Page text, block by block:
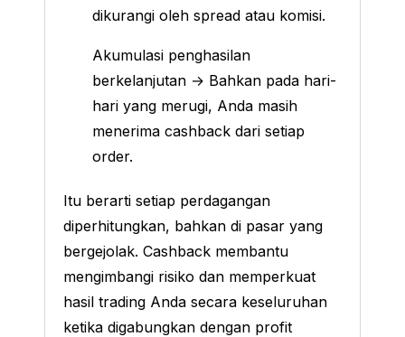
dikurangi oleh spread atau komisi.
Akumulasi penghasilan
berkelanjutan → Bahkan pada hari-
hari yang merugi, Anda masih
menerima cashback dari setiap
order.
Itu berarti setiap perdagangan
diperhitungkan, bahkan di pasar yang
bergejolak. Cashback membantu
mengimbangi risiko dan memperkuat
hasil trading Anda secara keseluruhan
ketika digabungkan dengan profit